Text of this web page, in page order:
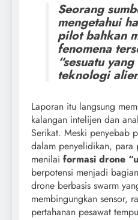
Seorang
mengetahui
pilot bahkan
fenomena
“sesuatu
teknologi
Laporan itu langsung
kalangan intelijen dan
Serikat. Meski penyebab
dalam penyelidikan, para
menilai formasi drone
berpotensi menjadi
drone berbasis swarm
membingungkan sensor,
pertahanan pesawat